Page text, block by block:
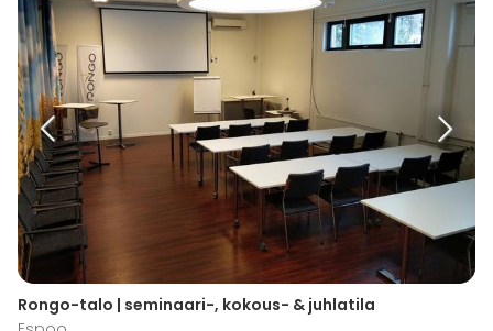
Rongo-talo | seminaari-, kokous- & juhlatila